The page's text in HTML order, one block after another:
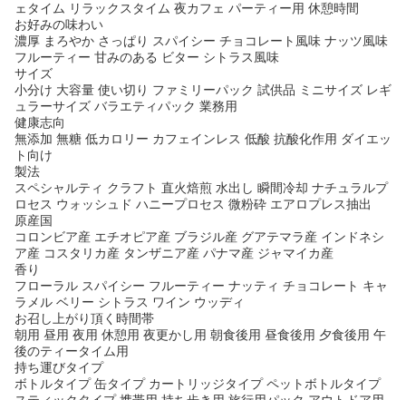
ェタイム リラックスタイム 夜カフェ パーティー用 休憩時間
お好みの味わい
濃厚 まろやか さっぱり スパイシー チョコレート風味 ナッツ風味
フルーティー 甘みのある ビター シトラス風味
サイズ
小分け 大容量 使い切り ファミリーパック 試供品 ミニサイズ レギ
ュラーサイズ バラエティパック 業務用
健康志向
無添加 無糖 低カロリー カフェインレス 低酸 抗酸化作用 ダイエッ
ト向け
製法
スペシャルティ クラフト 直火焙煎 水出し 瞬間冷却 ナチュラルプ
ロセス ウォッシュド ハニープロセス 微粉砕 エアロプレス抽出
原産国
コロンビア産 エチオピア産 ブラジル産 グアテマラ産 インドネシ
ア産 コスタリカ産 タンザニア産 パナマ産 ジャマイカ産
香り
フローラル スパイシー フルーティー ナッティ チョコレート キャ
ラメル ベリー シトラス ワイン ウッディ
お召し上がり頂く時間帯
朝用 昼用 夜用 休憩用 夜更かし用 朝食後用 昼食後用 夕食後用 午
後のティータイム用
持ち運びタイプ
ボトルタイプ 缶タイプ カートリッジタイプ ペットボトルタイプ